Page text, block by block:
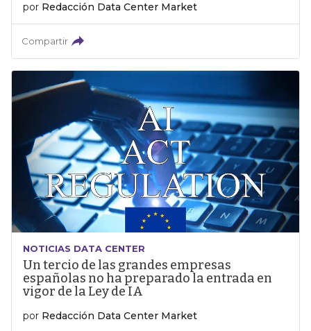
por Redacción Data Center Market
Compartir
NOTICIAS DATA CENTER
Un tercio de las grandes empresas
españolas no ha preparado la entrada en
vigor de la Ley de IA
por Redacción Data Center Market